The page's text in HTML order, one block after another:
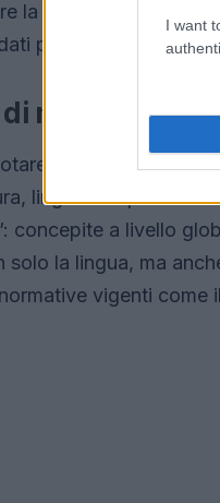
I want
la comunicazione in
per ottimizzare le
marketing
che non esiste
lingua e
concepite a livello
solo la lingua, ma
vigenti come